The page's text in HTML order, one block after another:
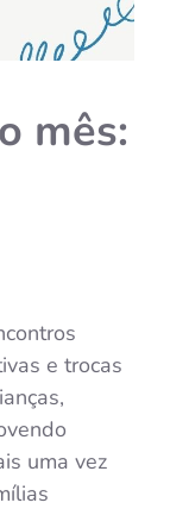
mês:
e trocas
uma vez